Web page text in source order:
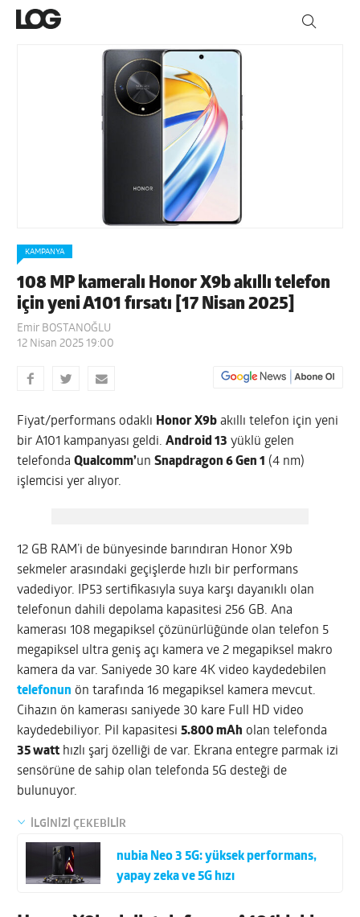
KAMPANYA
108 MP kameralı Honor X9b akıllı telefon
için yeni A101 fırsatı [17 Nisan 2025]
Emir BOSTANOĞLU
12 Nisan 2025 19:00
Fiyat/performans odaklı Honor X9b akıllı telefon için yeni
bir A101 kampanyası geldi.Android 13 yüklü gelen
telefondaQualcomm’unSnapdragon 6 Gen 1 (4 nm)
işlemcisi yer alıyor.
12 GB RAM’i de bünyesinde barındıran Honor X9b
sekmeler arasındaki geçişlerde hızlı bir performans
vadediyor. IP53 sertifikasıyla suya karşı dayanıklı olan
telefonun dahili depolama kapasitesi 256 GB. Ana
kamerası 108 megapiksel çözünürlüğünde olan telefon 5
megapiksel ultra geniş açı kamera ve 2 megapiksel makro
kamera da var. Saniyede 30 kare 4K video kaydedebilen
telefonun ön tarafında 16 megapiksel kamera mevcut.
Cihazın ön kamerası saniyede 30 kare Full HD video
kaydedebiliyor. Pil kapasitesi5.800 mAh olan telefonda
35 watt hızlı şarj özelliği de var. Ekrana entegre parmak izi
sensörüne de sahip olan telefonda 5G desteği de
bulunuyor.
İLGİNİZİ ÇEKEBİLİR
nubia Neo 3 5G: yüksek performans,
yapay zeka ve 5G hızı